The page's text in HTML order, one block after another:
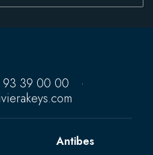
39 00 00
·
Antibes